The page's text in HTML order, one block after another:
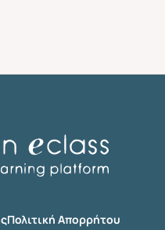
Πολιτική Απορρήτου